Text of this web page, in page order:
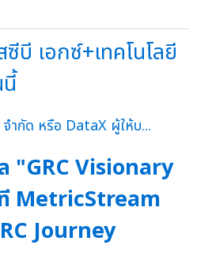
บี เอกซ์+เทคโนโลยี
"GRC Visionary
MetricStream
Journey